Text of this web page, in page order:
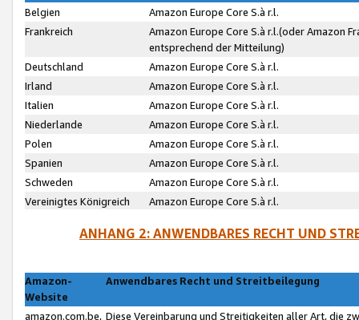
Belgien
Amazon Europe Core S.à r.l.
Frankreich
Amazon Europe Core S.à r.l.(oder Amazon
entsprechend der Mitteilung)
Deutschland
Amazon Europe Core S.à r.l.
Irland
Amazon Europe Core S.à r.l.
Italien
Amazon Europe Core S.à r.l.
Niederlande
Amazon Europe Core S.à r.l.
Polen
Amazon Europe Core S.à r.l.
Spanien
Amazon Europe Core S.à r.l.
Schweden
Amazon Europe Core S.à r.l.
Vereinigtes Königreich
Amazon Europe Core S.à r.l.
ANHANG 2: ANWENDBARES RECHT UND
Amazon-
Website
Anwendbares Recht und Streitbeilegung
amazon.com.be, Diese Vereinbarung und Streitigkeiten aller Art, die